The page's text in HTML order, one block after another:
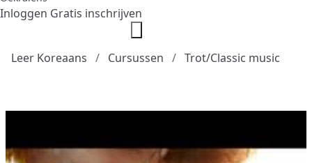
Inloggen Gratis inschrijven
Leer Koreaans Cursussen Trot/Classic music